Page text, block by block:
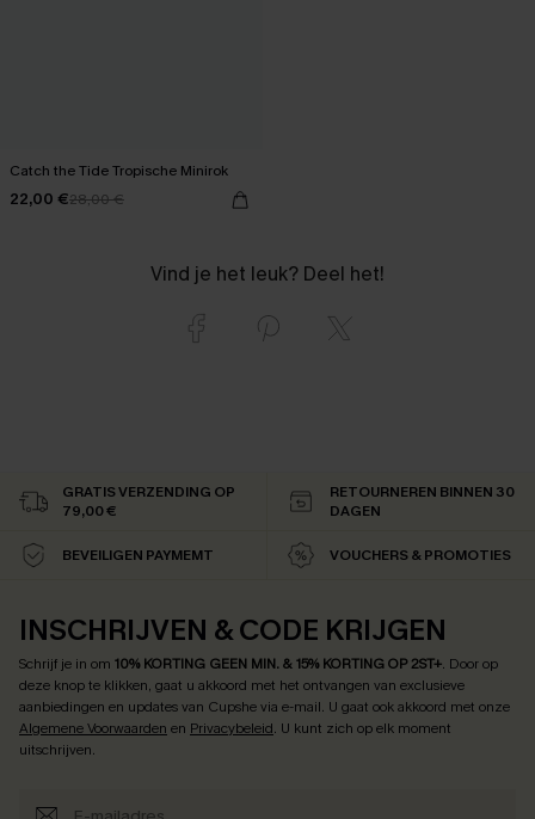
Catch the Tide Tropische Minirok
22,00 €28,00 €
Vind je het leuk? Deel het!
GRATIS VERZENDING OP
79,00 €
RETOURNEREN BINNEN 30
DAGEN
BEVEILIGEN PAYMEMT VOUCHERS & PROMOTIES
INSCHRIJVEN & CODE KRIJGEN
Schrijf je in om 10% KORTING GEEN MIN. & 15% KORTING OP 2ST+. Door op
deze knop te klikken, gaat u akkoord met het ontvangen van exclusieve
aanbiedingen en updates van Cupshe via e-mail. U gaat ook akkoord met onze
Algemene Voorwaarden en Privacybeleid. U kunt zich op elk moment
uitschrijven.